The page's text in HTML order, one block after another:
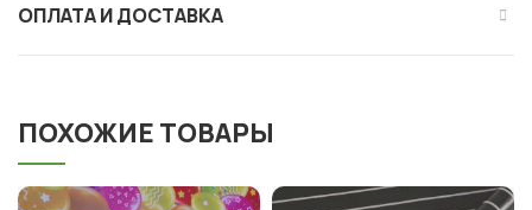
ОПЛАТА И ДОСТАВКА
ПОХОЖИЕ ТОВАРЫ